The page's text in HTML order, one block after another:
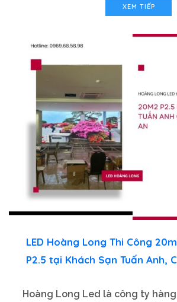
XEM TIẾP
LED Hoàng Long Thi Công
P2.5 tại Khách Sạn Tuấn Anh,
Hoàng Long Led là công ty